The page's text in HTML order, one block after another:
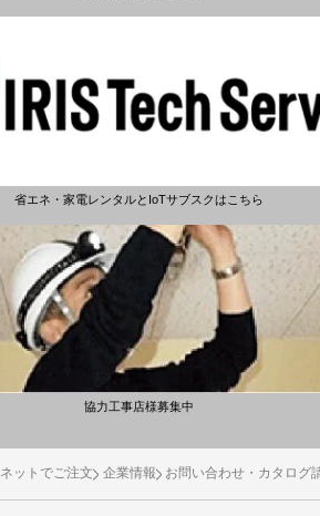
省エネ・家電レンタルとIoTサブスクはこちら
協力工事店様募集中
ネットでご注文 企業情報 お問い合わせ・カタログ